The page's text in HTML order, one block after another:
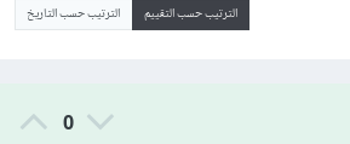
الترتيب حسب التقييم الترتيب حسب التاريخ
0